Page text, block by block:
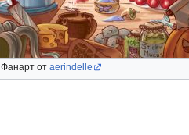
Фанарт от aerindelle